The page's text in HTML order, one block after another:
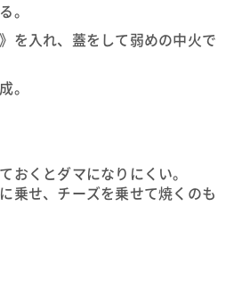
。
を入れ、蓋をして弱めの中火で
。
おくとダマになりにくい。
乗せ、チーズを乗せて焼くのも